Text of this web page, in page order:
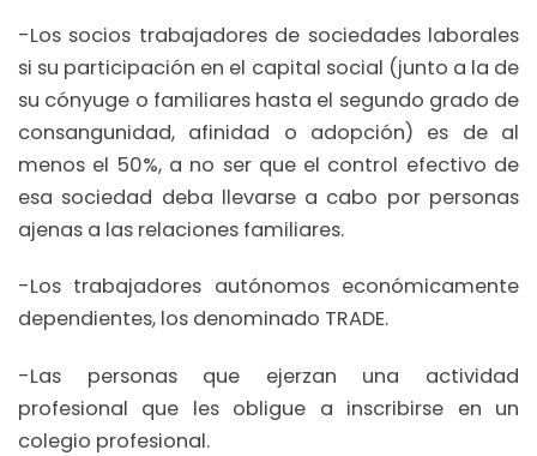
-Los socios trabajadores de sociedades laborales
si su participación en el capital social (junto a la de
su cónyuge o familiares hasta el segundo grado de
consangunidad, afinidad o adopción) es de al
menos el 50%, a no ser que el control efectivo de
esa sociedad deba llevarse a cabo por personas
ajenas a las relaciones familiares.
-Los trabajadores autónomos económicamente
dependientes, los denominado TRADE.
-Las personas que ejerzan una actividad
profesional que les obligue a inscribirse en un
colegio profesional.